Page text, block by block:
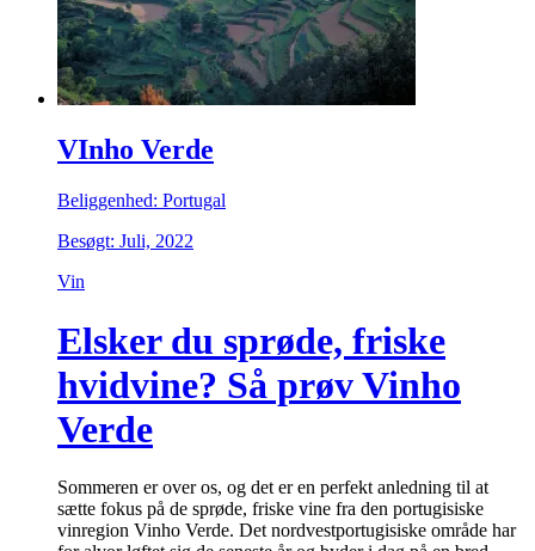
VInho Verde
Beliggenhed: Portugal
Besøgt: Juli, 2022
Vin
Elsker du sprøde, friske
hvidvine? Så prøv Vinho
Verde
Sommeren er over os, og det er en perfekt anledning til at
sætte fokus på de sprøde, friske vine fra den portugisiske
vinregion Vinho Verde. Det nordvestportugisiske område har